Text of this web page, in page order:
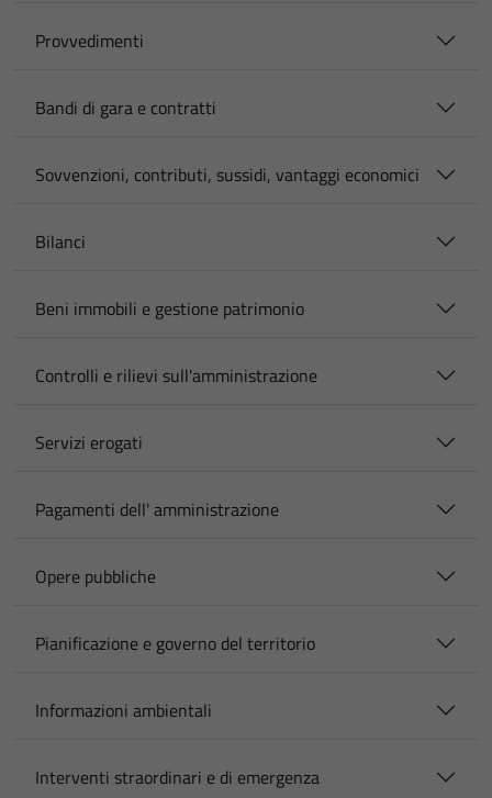
Provvedimenti
Bandi di gara e contratti
Sovvenzioni, contributi, sussidi, vantaggi economici
Bilanci
Beni immobili e gestione patrimonio
Controlli e rilievi sull'amministrazione
Servizi erogati
Pagamenti dell' amministrazione
Opere pubbliche
Pianificazione e governo del territorio
Informazioni ambientali
Interventi straordinari e di emergenza